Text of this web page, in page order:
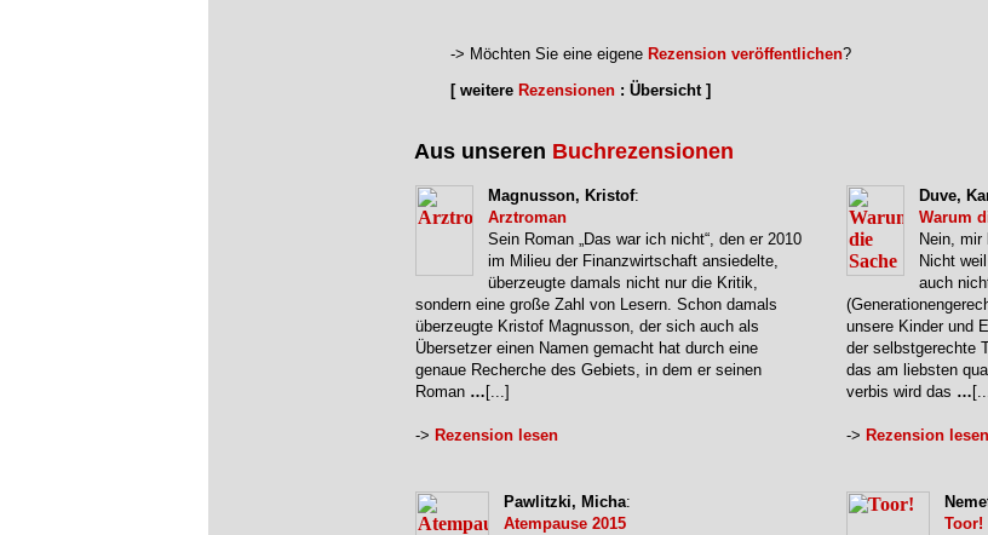
-> Möchten Sie eine eigene Rezension veröffentlichen?
[ weitere Rezensionen : Übersicht ]
Aus unseren Buchrezensionen
Magnusson, Kristof:
Arztroman
Sein Roman „Das war ich nicht“, den er 2010
im Milieu der Finanzwirtschaft ansiedelte,
überzeugte damals nicht nur die Kritik,
sondern eine große Zahl von Lesern. Schon damals
überzeugte Kristof Magnusson, der sich auch als
Übersetzer einen Namen gemacht hat durch eine
genaue Recherche des Gebiets, in dem er seinen
Roman … [...]
-> Rezension lesen
Duve,
Warum
Nein,
Nicht
auch
unsere Kinder und
der selbstgerechte
das am liebsten
verbis wird das …
-> Rezension lesen
Pawlitzki, Micha:
Atempause 2015
Toor!